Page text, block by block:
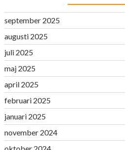
september 2025
augusti 2025
juli 2025
maj 2025
april 2025
februari 2025
januari 2025
november 2024